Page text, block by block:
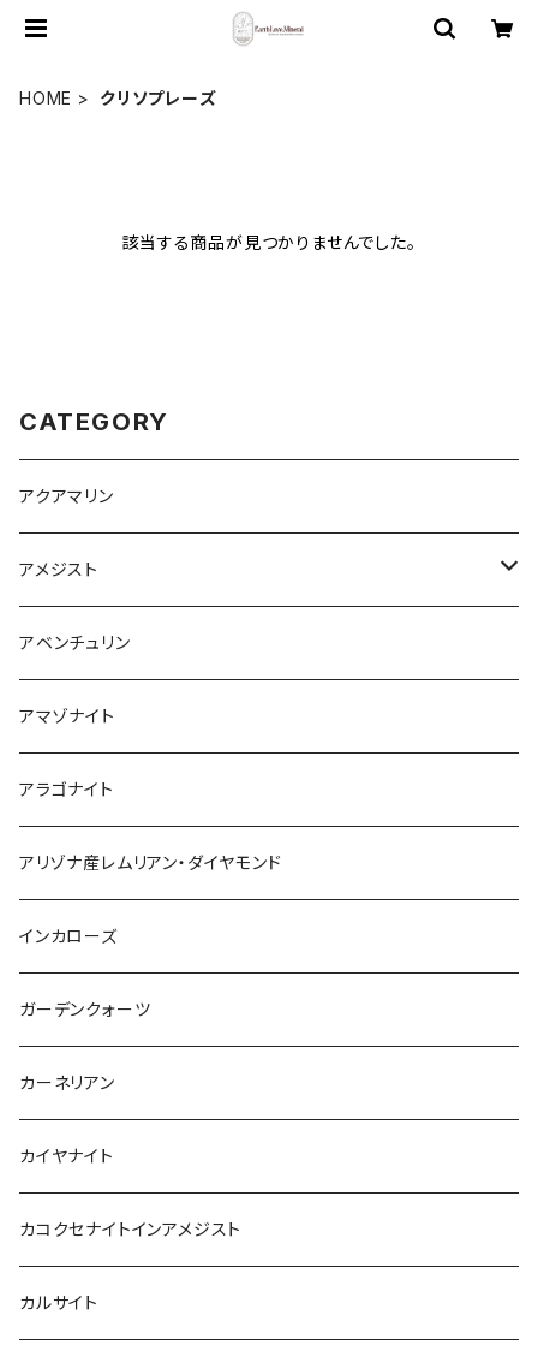
HOME クリソプレーズ
該当する商品が見つかりませんでした。
CATEGORY
アクアマリン
アメジスト
ブラジル産
ウルグアイ産
アベンチュリン
アマゾナイト
アラゴナイト
アリゾナ産レムリアン・ダイヤモンド
インカローズ
ガーデンクォーツ
カーネリアン
カイヤナイト
カコクセナイトインアメジスト
カルサイト